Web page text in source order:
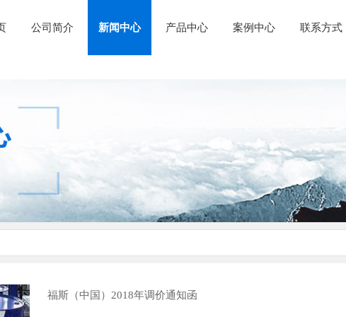
公司简介 新闻中心 产品中心 案例中心 联系方式
福斯（中国）2018年调价通知函